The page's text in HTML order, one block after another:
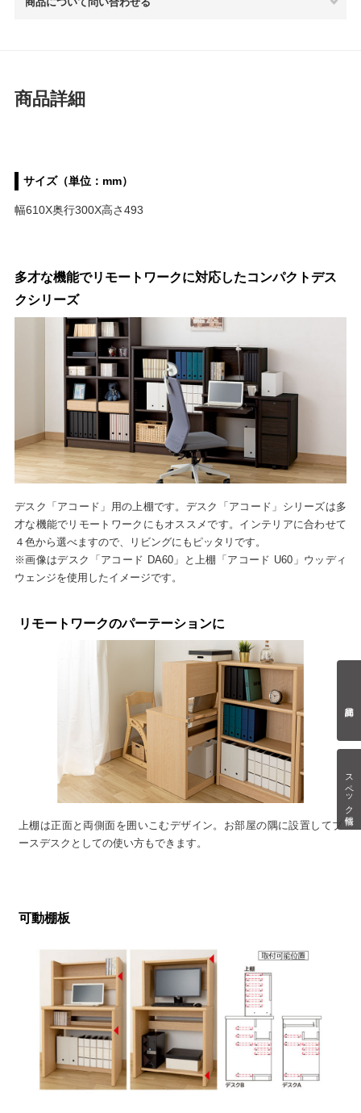
スペック情報
商品詳細
サイズ（単位：mm）
幅610X奥行300X高さ493
多才な機能でリモートワークに対応したコンパクトデス
クシリーズ
デスク「アコード」用の上棚です。デスク「アコード」シリーズは多
才な機能でリモートワークにもオススメです。インテリアに合わせて
４色から選べますので、リビングにもピッタリです。
※画像はデスク「アコード DA60」と上棚「アコード U60」ウッディ
ウェンジを使用したイメージです。
リモートワークのパーテーションに
上棚は正面と両側面を囲いこむデザイン。お部屋の隅に設置してブ
ースデスクとしての使い方もできます。
可動棚板